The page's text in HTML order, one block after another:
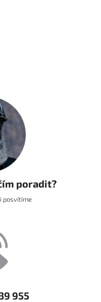
poradit?
posvítíme
955